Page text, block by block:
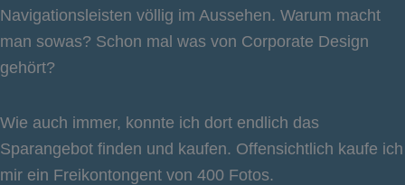
Navigationsleisten völlig im Aussehen. Warum macht
man sowas? Schon mal was von Corporate Design
gehört?
Wie auch immer, konnte ich dort endlich das
Sparangebot finden und kaufen. Offensichtlich kaufe ich
mir ein Freikontongent von 400 Fotos.